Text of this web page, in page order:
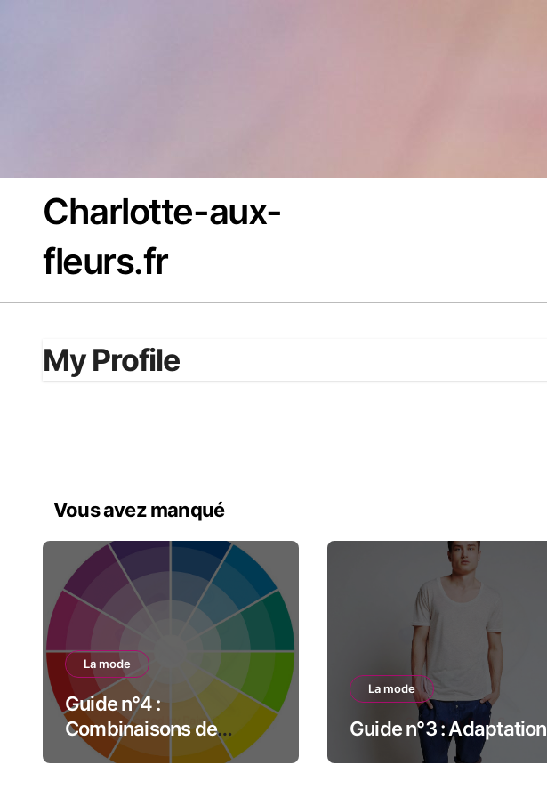
Charlotte-aux-
fleurs.fr
My Profile
Vous avez manqué
La mode
Guide n°4 :
Combinaisons de
couleurs
La mode
Guide n°3 : Adaptation